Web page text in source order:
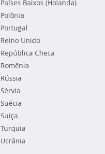
Países Baixos (Holanda)
Polônia
Portugal
Reino Unido
República Checa
Romênia
Rússia
Sérvia
Suécia
Suíça
Turquia
Ucrânia